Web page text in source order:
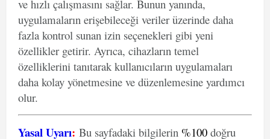
ve hızlı çalışmasını sağlar. Bunun yanında,
uygulamaların erişebileceği veriler üzerinde daha
fazla kontrol sunan izin seçenekleri gibi yeni
özellikler getirir. Ayrıca, cihazların temel
özelliklerini tanıtarak kullanıcıların uygulamaları
daha kolay yönetmesine ve düzenlemesine yardımcı
olur.
Yasal Uyarı: Bu sayfadaki bilgilerin %100 doğru